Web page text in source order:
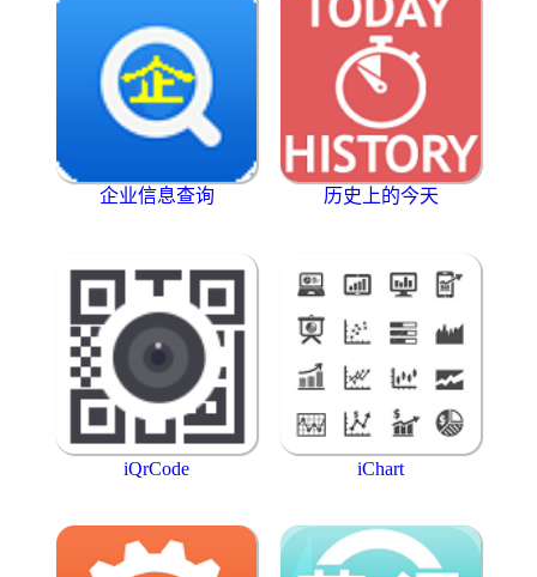
企业信息查询 历史上的今天
iQrCode iChart